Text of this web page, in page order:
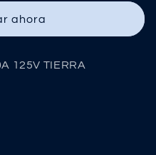
ahora
125V TIERRA